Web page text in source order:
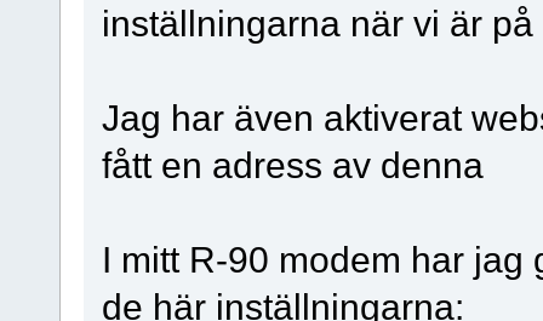
inställningarna när vi är
Jag har även aktiverat
fått en adress av denna
I mitt R-90 modem har
de här inställningarna: